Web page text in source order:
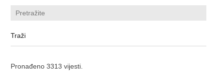
Pronađeno 3313 vijesti.